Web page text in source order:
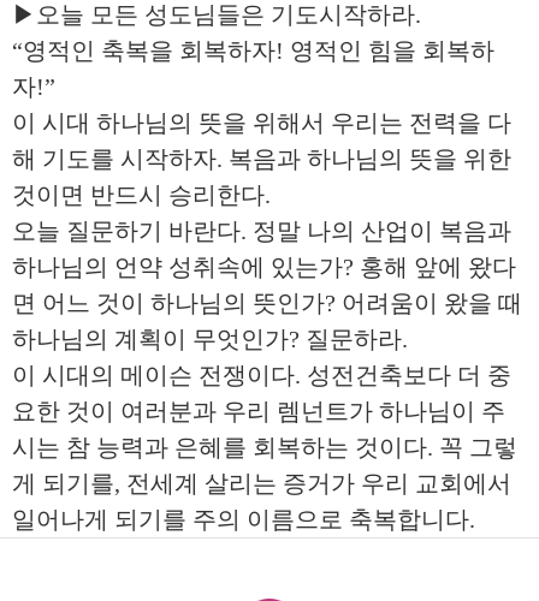
▶오늘 모든 성도님들은 기도시작하라.
“영적인 축복을 회복하자! 영적인 힘을 회복하
자!”
이 시대 하나님의 뜻을 위해서 우리는 전력을 다
해 기도를 시작하자. 복음과 하나님의 뜻을 위한
것이면 반드시 승리한다.
오늘 질문하기 바란다. 정말 나의 산업이 복음과
하나님의 언약 성취속에 있는가? 홍해 앞에 왔다
면 어느 것이 하나님의 뜻인가? 어려움이 왔을 때
하나님의 계획이 무엇인가? 질문하라.
이 시대의 메이슨 전쟁이다. 성전건축보다 더 중
요한 것이 여러분과 우리 렘넌트가 하나님이 주
시는 참 능력과 은혜를 회복하는 것이다. 꼭 그렇
게 되기를, 전세계 살리는 증거가 우리 교회에서
일어나게 되기를 주의 이름으로 축복합니다.